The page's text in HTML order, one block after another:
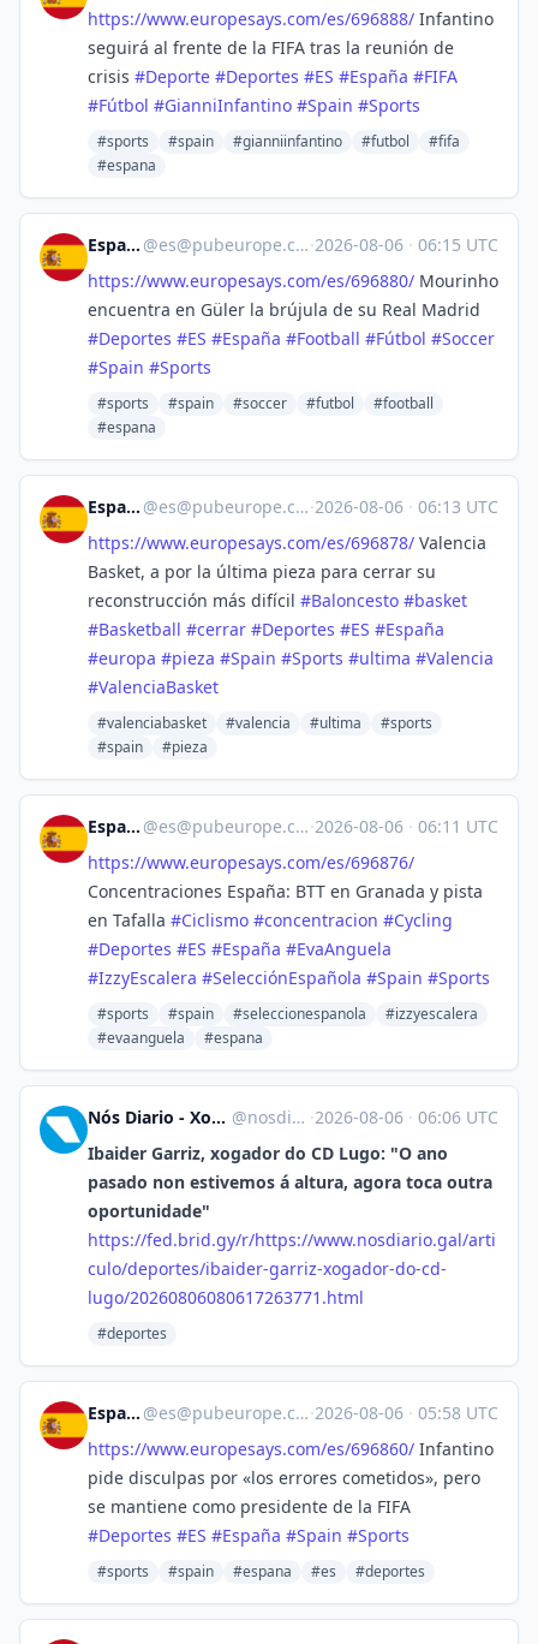
https://www.europesays.com/es/696888/ Infantino
seguirá al frente de la FIFA tras la reunión de
crisis #Deporte #Deportes #ES #España #FIFA
#Fútbol #GianniInfantino #Spain #Sports
#sports #spain #gianniinfantino #futbol
#fifa
#espana
España @es@pubeurope.com ·2026-08-06 · 06:15 UTC
https://www.europesays.com/es/696880/ Mourinho
encuentra en Güler la brújula de su Real Madrid
#Deportes #ES #España #Football #Fútbol #Soccer
#Spain #Sports
#sports #spain #soccer #futbol
#football
#espana
España @es@pubeurope.com ·2026-08-06 · 06:13 UTC
https://www.europesays.com/es/696878/ Valencia
Basket, a por la última pieza para cerrar su
reconstrucción más difícil #Baloncesto #basket
#Basketball #cerrar #Deportes #ES #España
#europa #pieza #Spain #Sports #ultima #Valencia
#ValenciaBasket
#valenciabasket #valencia #ultima
#sports
#spain
#pieza
España @es@pubeurope.com ·2026-08-06 · 06:11 UTC
https://www.europesays.com/es/696876/
Concentraciones España: BTT en Granada y pista
en Tafalla #Ciclismo #concentracion #Cycling
#Deportes #ES #España #EvaAnguela
#IzzyEscalera #SelecciónEspañola #Spain #Sports
#sports #spain #seleccionespanola
#izzyescalera
#evaanguela
#espana
Nós Diario - Xornal de intereses galegos [Unofficial] @nosdiario.gal@web.brid.gy ·2026-08-06 · 06:06 UTC
Ibaider Garriz, xogador do CD Lugo: "O ano
pasado non estivemos á altura, agora toca outra
oportunidade"
https://fed.brid.gy/r/https://www.nosdiario.gal/arti
culo/deportes/ibaider-garriz-xogador-do-cd-
lugo/20260806080617263771.html
#deportes
España @es@pubeurope.com ·2026-08-06 · 05:58 UTC
https://www.europesays.com/es/696860/ Infantino
pide disculpas por «los errores cometidos», pero
se mantiene como presidente de la FIFA
#Deportes #ES #España #Spain #Sports
#sports #spain #espana #es #deportes